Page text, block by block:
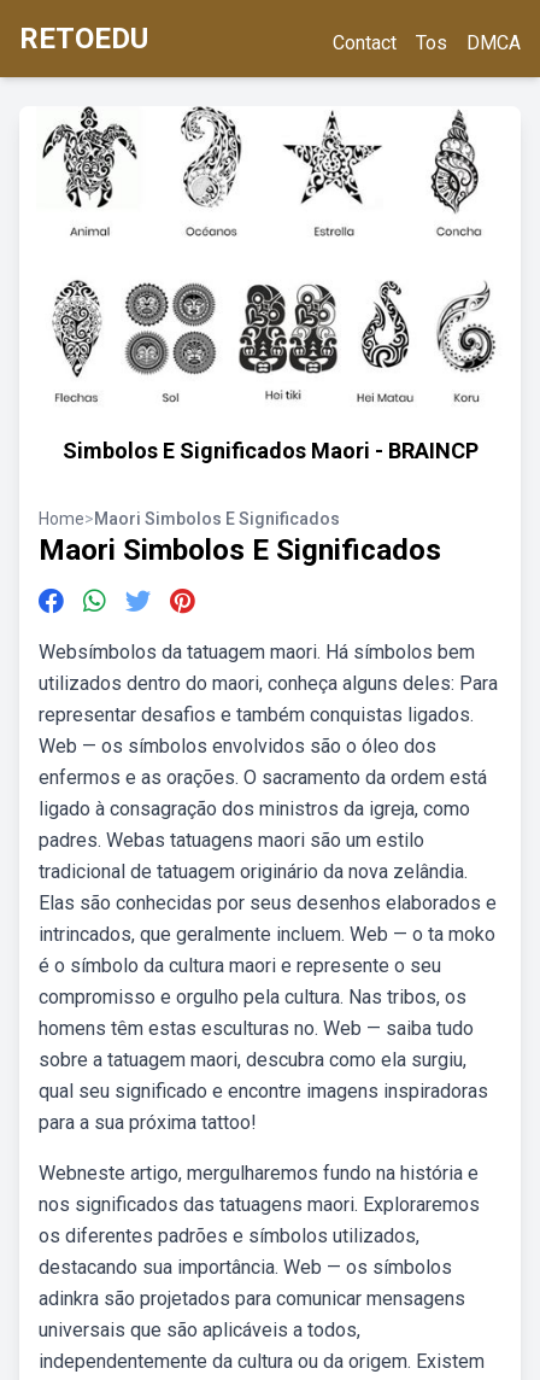
RETOEDU Contact Tos DMCA
Simbolos E Significados Maori - BRAINCP
Home>Maori Simbolos E Significados
Maori Simbolos E Significados
Websímbolos da tatuagem maori. Há símbolos bem
utilizados dentro do maori, conheça alguns deles: Para
representar desafios e também conquistas ligados.
Web — os símbolos envolvidos são o óleo dos
enfermos e as orações. O sacramento da ordem está
ligado à consagração dos ministros da igreja, como
padres. Webas tatuagens maori são um estilo
tradicional de tatuagem originário da nova zelândia.
Elas são conhecidas por seus desenhos elaborados e
intrincados, que geralmente incluem. Web — o ta moko
é o símbolo da cultura maori e represente o seu
compromisso e orgulho pela cultura. Nas tribos, os
homens têm estas esculturas no. Web — saiba tudo
sobre a tatuagem maori, descubra como ela surgiu,
qual seu significado e encontre imagens inspiradoras
para a sua próxima tattoo!
Webneste artigo, mergulharemos fundo na história e
nos significados das tatuagens maori. Exploraremos
os diferentes padrões e símbolos utilizados,
destacando sua importância. Web — os símbolos
adinkra são projetados para comunicar mensagens
universais que são aplicáveis a todos,
independentemente da cultura ou da origem. Existem